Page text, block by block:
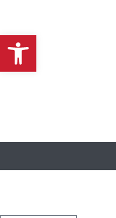
Abrir barra de